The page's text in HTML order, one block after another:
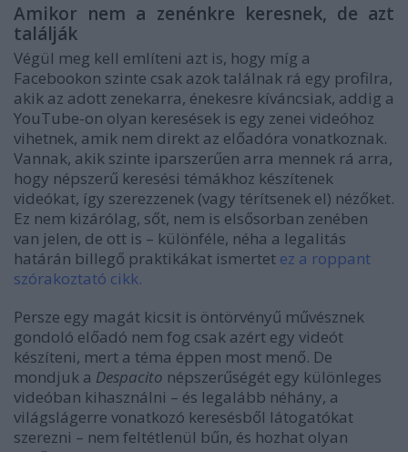
Amikor nem a zenénkre keresnek, de azt
találják
Végül meg kell említeni azt is, hogy míg a
Facebookon szinte csak azok találnak rá egy profilra,
akik az adott zenekarra, énekesre kíváncsiak, addig a
YouTube-on olyan keresések is egy zenei videóhoz
vihetnek, amik nem direkt az előadóra vonatkoznak.
Vannak, akik szinte iparszerűen arra mennek rá arra,
hogy népszerű keresési témákhoz készítenek
videókat, így szerezzenek (vagy térítsenek el) nézőket.
Ez nem kizárólag, sőt, nem is elsősorban zenében
van jelen, de ott is – különféle, néha a legalitás
határán billegő praktikákat ismertet ez a roppant
szórakoztató cikk.
Persze egy magát kicsit is öntörvényű művésznek
gondoló előadó nem fog csak azért egy videót
készíteni, mert a téma éppen most menő. De
mondjuk a Despacito népszerűségét egy különleges
videóban kihasználni – és legalább néhány, a
világslágerre vonatkozó keresésből látogatókat
szerezni – nem feltétlenül bűn, és hozhat olyan